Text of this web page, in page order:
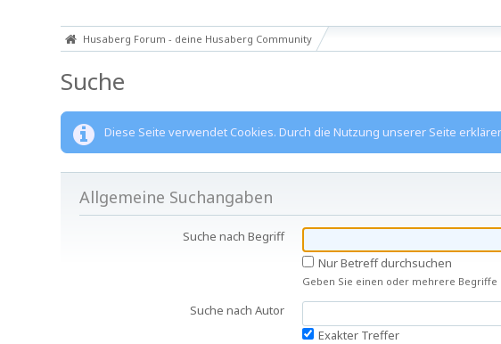
Husaberg Forum - deine Husaberg Community
Suche
Diese Seite verwendet Cookies. Durch die Nutzung unserer Seite
Allgemeine Suchangaben
Suche nach Begriff
Nur Betreff durchsuchen
Geben Sie einen oder mehrere
Suche nach Autor
Exakter Treffer